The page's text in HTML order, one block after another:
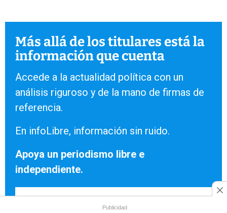
Más allá de los titulares está la
información que cuenta
Accede a la actualidad política con un
análisis riguroso y de la mano de firmas de
referencia.
En infoLibre, información sin ruido.
Apoya un periodismo libre e
independiente.
HAZTE SOCIA/O AHORA
Publicidad